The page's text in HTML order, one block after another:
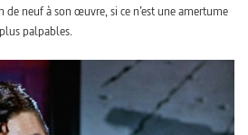
de neuf à son œuvre, si ce n’est une amertume
palpables.